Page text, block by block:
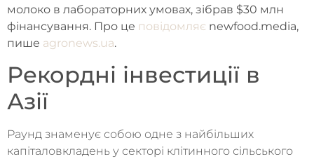
молоко в лабораторних умовах, зібрав $30 млн
фінансування. Про це повідомляє newfood.media,
пише agronews.ua.
Рекордні інвестиції в
Азії
Раунд знаменує собою одне з найбільших
капіталовкладень у секторі клітинного сільського